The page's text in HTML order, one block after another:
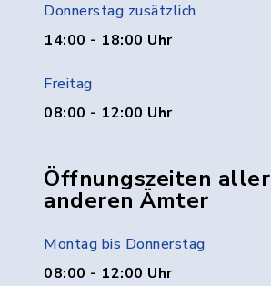
Donnerstag zusätzlich
14:00 - 18:00 Uhr
Freitag
08:00 - 12:00 Uhr
Öffnungszeiten aller
anderen Ämter
Montag bis Donnerstag
08:00 - 12:00 Uhr